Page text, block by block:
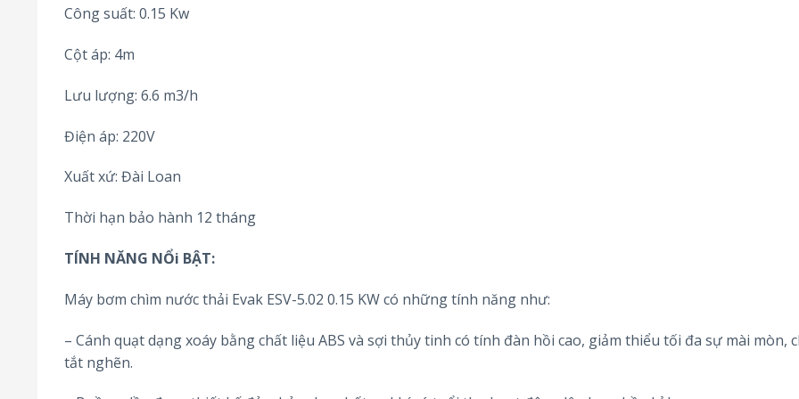
Công suất: 0.15 Kw
Cột áp: 4m
Lưu lượng: 6.6 m3/h
Điện áp: 220V
Xuất xứ: Đài Loan
Thời hạn bảo hành 12 tháng
TÍNH NĂNG NỔi BẬT:
Máy bơm chìm nước thải Evak ESV-5.02 0.15 KW có những tính năng như:
– Cánh quạt dạng xoáy bằng chất liệu ABS và sợi thủy tinh có tính đàn hồi cao, giảm thiểu tối đa sự mài mòn,
tắt nghẽn.